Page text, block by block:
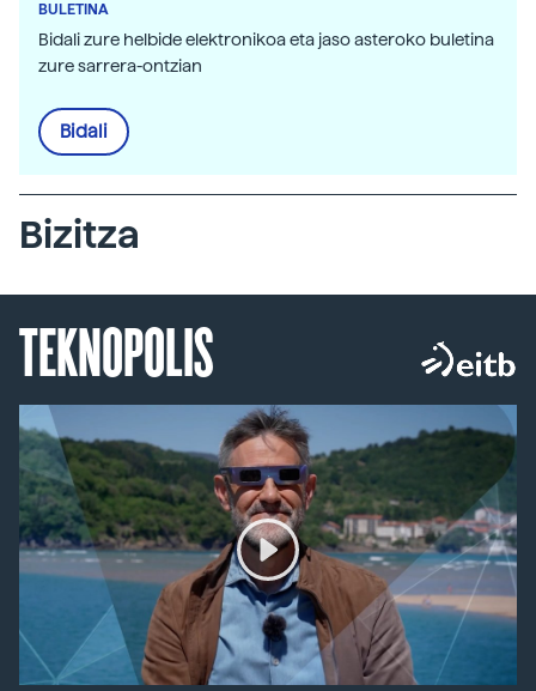
BULETINA
Bidali zure helbide elektronikoa eta jaso asteroko buletina
zure sarrera-ontzian
Bidali
Bizitza
TEKNOPOLIS